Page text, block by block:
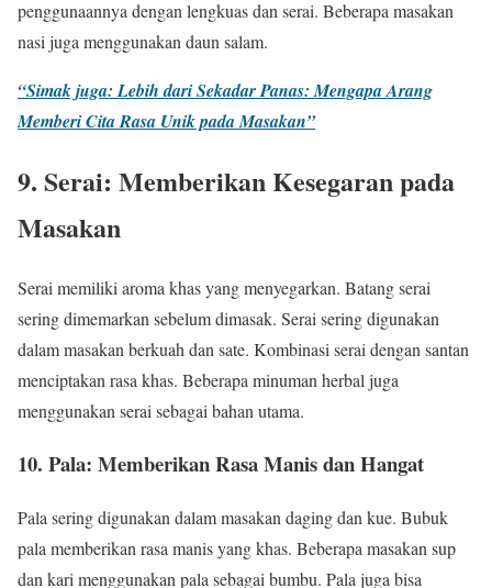
penggunaannya dengan lengkuas dan serai. Beberapa masakan
nasi juga menggunakan daun salam.
“Simak juga: Lebih dari Sekadar Panas: Mengapa Arang
Memberi Cita Rasa Unik pada Masakan”
9. Serai: Memberikan Kesegaran pada
Masakan
Serai memiliki aroma khas yang menyegarkan. Batang serai
sering dimemarkan sebelum dimasak. Serai sering digunakan
dalam masakan berkuah dan sate. Kombinasi serai dengan santan
menciptakan rasa khas. Beberapa minuman herbal juga
menggunakan serai sebagai bahan utama.
10. Pala: Memberikan Rasa Manis dan Hangat
Pala sering digunakan dalam masakan daging dan kue. Bubuk
pala memberikan rasa manis yang khas. Beberapa masakan sup
dan kari menggunakan pala sebagai bumbu. Pala juga bisa